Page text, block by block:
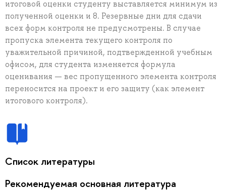
итоговой оценки студенту выставляется минимум из
полученной оценки и 8. Резервные дни для сдачи
всех форм контроля не предусмотрены. В случае
пропуска элемента текущего контроля по
уважительной причиной, подтвержденной учебным
офисом, для студента изменяется формула
оценивания — вес пропущенного элемента контроля
переносится на проект и его защиту (как элемент
итогового контроля).
Список литературы
Рекомендуемая основная литература